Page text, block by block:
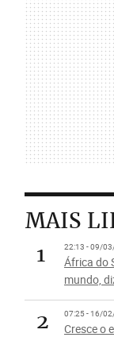
MAIS
1
22:13 - 09/
África do
mundo,
2 07:25 - 16/
Cresce o